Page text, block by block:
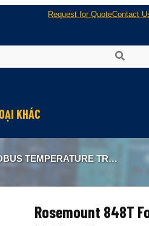
Request for QuoteContact
KHÁC
Đèn phòng nổ
TRANSMITTER/ ĐO NHIỆT ĐỘ
Rosemount 848T